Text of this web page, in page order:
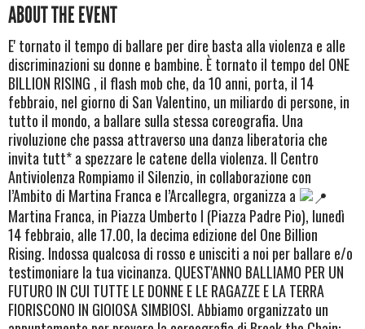
ABOUT THE EVENT
E' tornato il tempo di ballare per dire basta alla violenza e alle
discriminazioni su donne e bambine. È tornato il tempo del ONE
BILLION RISING , il flash mob che, da 10 anni, porta, il 14
febbraio, nel giorno di San Valentino, un miliardo di persone, in
tutto il mondo, a ballare sulla stessa coreografia. Una
rivoluzione che passa attraverso una danza liberatoria che
invita tutt* a spezzare le catene della violenza. Il Centro
Antiviolenza Rompiamo il Silenzio, in collaborazione con
l’Ambito di Martina Franca e l’Arcallegra, organizza a
Martina Franca, in Piazza Umberto I (Piazza Padre Pio), lunedì
14 febbraio, alle 17.00, la decima edizione del One Billion
Rising. Indossa qualcosa di rosso e unisciti a noi per ballare e/o
testimoniare la tua vicinanza. QUEST'ANNO BALLIAMO PER UN
FUTURO IN CUI TUTTE LE DONNE E LE RAGAZZE E LA TERRA
FIORISCONO IN GIOIOSA SIMBIOSI. Abbiamo organizzato un